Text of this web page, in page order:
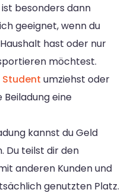
besonders dann
geeignet, wenn du
hast oder nur
möchtest.
Student umziehst oder
Beiladung eine
kannst du Geld
Du teilst dir den
anderen Kunden und
genutzten Platz.